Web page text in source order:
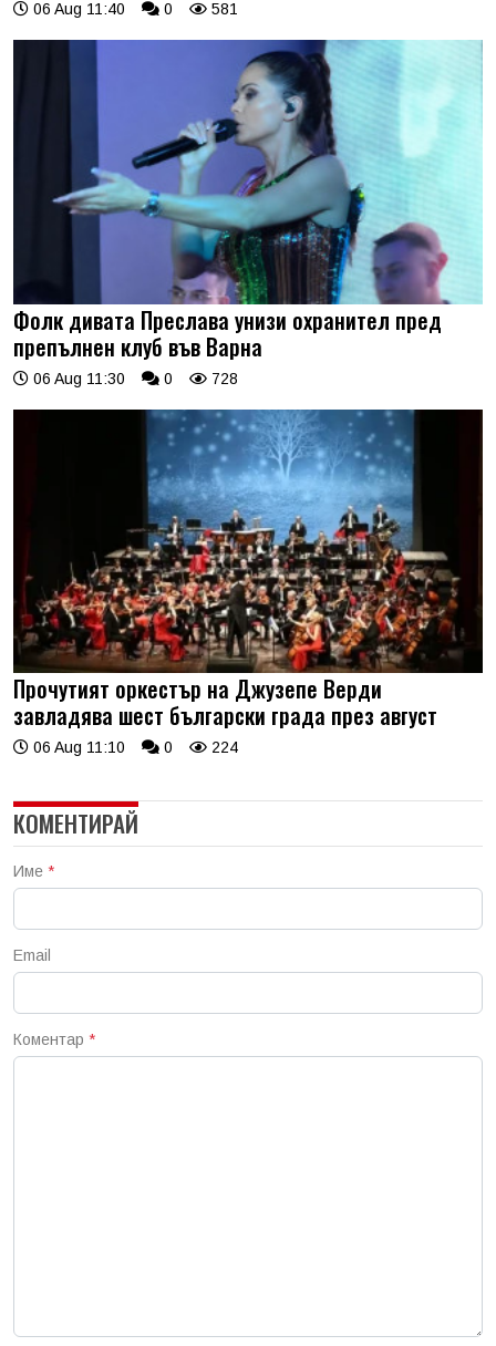
06 Aug 11:40 0 581
Фолк дивата Преслава унизи охранител пред
препълнен клуб във Варна
06 Aug 11:30 0 728
Прочутият оркестър на Джузепе Верди
завладява шест български града през август
06 Aug 11:10 0 224
КОМЕНТИРАЙ
Име *
Email
Коментар *